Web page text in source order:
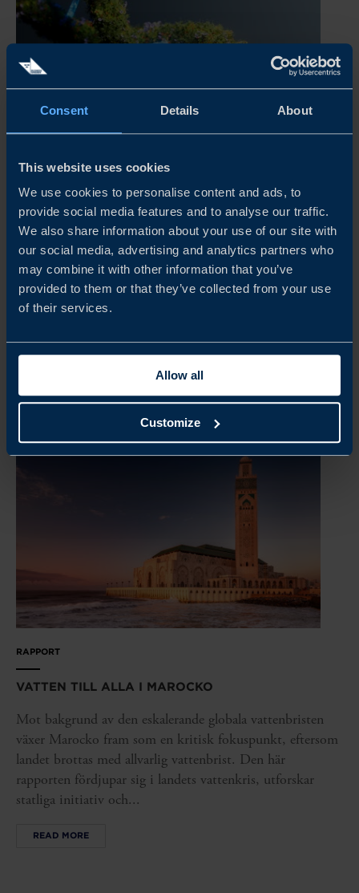
Consent Details About
This website uses cookies
We use cookies to personalise content and ads, to
provide social media features and to analyse our traffic.
We also share information about your use of our site with
our social media, advertising and analytics partners who
may combine it with other information that you’ve
provided to them or that they’ve collected from your use
of their services.
Allow all
Customize
RAPPORT
KRAFTSAMLING FÖR KLIMATANPASSNING INOM
Life science-sektorn står inför en tvådelad utmaning i
klimatkrisen – att minska utsläppen och samtidigt bygga
framtidens motståndskraftiga sjukvårdssystem. I denna
minska gapet och...
RAPPORT
VATTEN TILL ALLA I MAROCKO
Mot bakgrund av den eskalerande globala vattenbristen
växer Marocko fram som en kritisk fokuspunkt, eftersom
landet brottas med allvarlig vattenbrist. Den här
rapporten fördjupar sig i landets vattenkris, utforskar
statliga initiativ och...
READ MORE